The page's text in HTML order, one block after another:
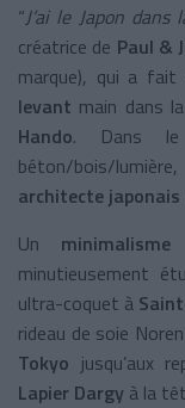
“J’ai le Japon dans
créatrice de Paul &
marque), qui a
levant main dans
Hando. Dans
béton/bois/
architecte japonais
Un minimalisme
minutieusement
ultra-coquet à
rideau de soie
Tokyo jusqu’aux
Lapier Dargy à la